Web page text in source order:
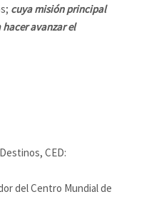
cuya misión principal
avanzar el
CED:
del Centro Mundial de